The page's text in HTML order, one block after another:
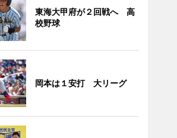
東海大甲府が２回戦へ 高
校野球
岡本は１安打 大リーグ